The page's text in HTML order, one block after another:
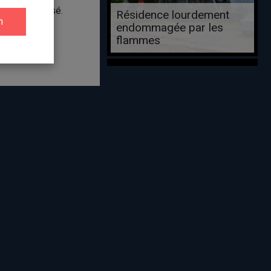
été blessé.
Résidence lourdement
endommagée par les
flammes